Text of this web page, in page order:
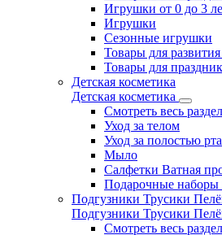
Игрушки от 0 до 3
Игрушки
Сезонные игрушки
Товары для
Товары для
Детская косметика
Детская косметика
Смотреть весь раздел
Уход за телом
Уход за полостью рта
Мыло
Салфетки Ватная
Подарочные наборы
Подгузники Трусики
Подгузники Трусики
Смотреть весь раздел